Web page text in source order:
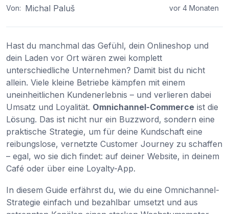
Von: Michal Paluš vor 4 Monaten
Hast du manchmal das Gefühl, dein Onlineshop und
dein Laden vor Ort wären zwei komplett
unterschiedliche Unternehmen? Damit bist du nicht
allein. Viele kleine Betriebe kämpfen mit einem
uneinheitlichen Kundenerlebnis – und verlieren dabei
Umsatz und Loyalität. Omnichannel-Commerce ist die
Lösung. Das ist nicht nur ein Buzzword, sondern eine
praktische Strategie, um für deine Kundschaft eine
reibungslose, vernetzte Customer Journey zu schaffen
– egal, wo sie dich findet: auf deiner Website, in deinem
Café oder über eine Loyalty-App.
In diesem Guide erfährst du, wie du eine Omnichannel-
Strategie einfach und bezahlbar umsetzt und aus